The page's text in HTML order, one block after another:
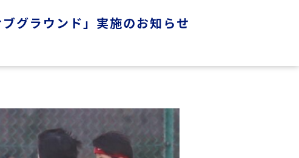
グラウンド」実施のお知らせ